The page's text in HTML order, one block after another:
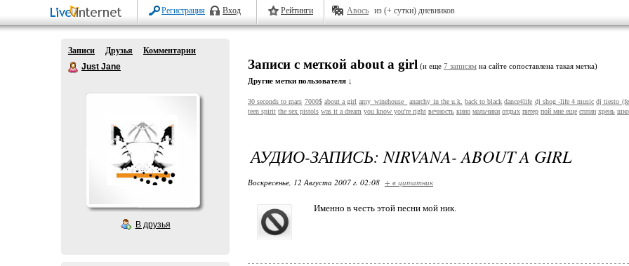
Регистрация Вход Рейтинги Авось из (+ сутки) дневников
Записи Друзья
Комментарии
Just Jane
В друзья
Записи с меткой about a girl (и еще 7 записям на сайте сопоставлена такая метка)
Другие метки пользователя ↓
30 seconds to mars 7000$ about a girl amy_winehouse_ anarchy in the u.k. back to black dance4life dj shog -life 4 music dj tiesto
teen spirit the sex pistols was it a dream you know you're right вечность кино мальчики отдых питер пой мне еще сплин хрень
АУДИО-ЗАПИСЬ: NIRVANA- ABOUT A GIRL
Воскресенье, 12 Августа 2007 г. 02:08 + в цитатник
Именно в честь этой песни мой ник.